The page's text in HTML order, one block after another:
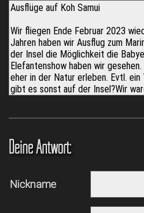
Deine Antwort:
Nickname